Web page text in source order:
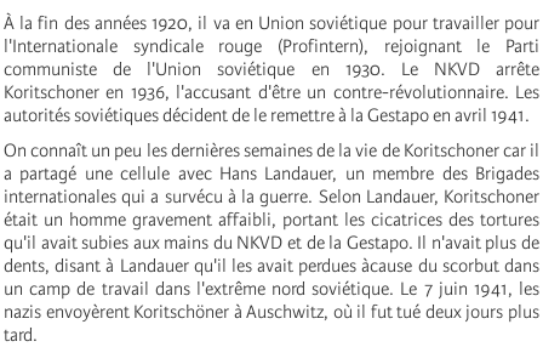
À la fin des années 1920, il va en Union soviétique pour travailler pour
l'Internationale syndicale rouge (Profintern), rejoignant le Parti
communiste de l'Union soviétique en 1930. Le NKVD arrête
Koritschoner en 1936, l'accusant d'être un contre-révolutionnaire. Les
autorités soviétiques décident de le remettre à la Gestapo en avril 1941.
On connaît un peu les dernières semaines de la vie de Koritschoner car il
a partagé une cellule avec Hans Landauer, un membre des Brigades
internationales qui a survécu à la guerre. Selon Landauer, Koritschoner
était un homme gravement affaibli, portant les cicatrices des tortures
qu'il avait subies aux mains du NKVD et de la Gestapo. Il n'avait plus de
dents, disant à Landauer qu'il les avait perdues àcause du scorbut dans
un camp de travail dans l'extrême nord soviétique. Le 7 juin 1941, les
nazis envoyèrent Koritschöner à Auschwitz, où il fut tué deux jours plus
tard.